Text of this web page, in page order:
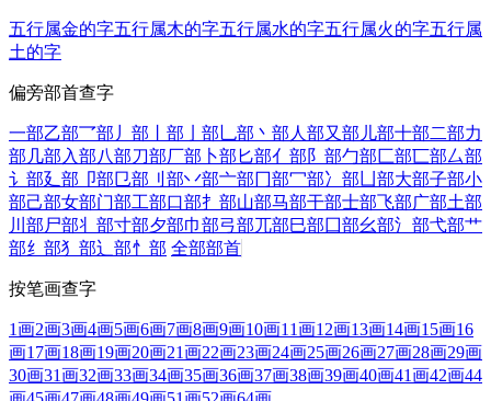
五行属金的字五行属木的字五行属水的字五行属火的字五行属
土的字
偏旁部首查字
一部乙部乛部 丿部 丨部 亅部 乚部 丶部 人部又部 儿部十部二部力
部 几部 入部八部刀部厂部 卜部 匕部亻部 阝部勹部匚部匸部厶部
讠部廴部 卩部㔾部 刂部丷部亠部 冂部冖部冫部 凵部大部子部小
部己部女部门部工部口部扌部山部马部干部士部飞部广部土部
川部尸部丬部寸部夕部巾部弓部兀部巳部囗部幺部氵部弋部艹
部纟部犭部辶部忄部 全部部首
按笔画查字
1画2画3画4画5画6画7画8画9画10画11画12画13画14画15画16
画17画18画19画20画21画22画23画24画25画26画27画28画29画
30画31画32画33画34画35画36画37画38画39画40画41画42画44